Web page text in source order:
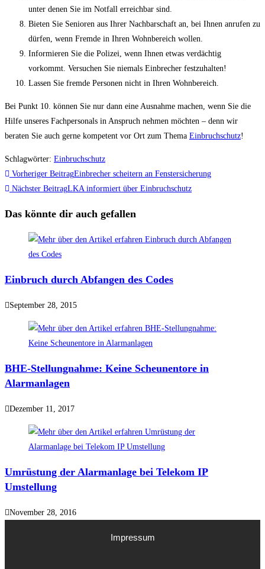
unter denen Sie im Notfall erreichbar sind.
Bieten Sie Senioren aus Ihrer Nachbarschaft an, bei Ihnen anrufen zu
dürfen, wenn Fremde in Ihren Wohnbereich wollen.
Informieren Sie die Polizei, wenn Ihnen etwas verdächtig
vorkommt. Versuchen Sie niemals Einbrecher festzuhalten!
Lassen Sie fremde Personen nicht in Ihren Wohnbereich.
Bei Punkt 10. können Sie nur dann eine Ausnahme machen, wenn Sie die
Hilfe unseres Fachpersonals in Anspruch nehmen möchten – denn wir
beraten Sie auch gerne kompetent vor Ort zum Thema Einbruchschutz!
Schlagwörter: Einbruchschutz
Vorheriger BeitragEinbrecher scheitern an Fenstersicherung
Nächster BeitragLKA informiert über Einbruchschutz
Das könnte dir auch gefallen
Einbruch durch Abfangen des Codes
September 28, 2015
BHE-Stellungnahme: Keine Scheunentore in
Alarmanlagen
Dezember 11, 2017
Umrüstung der Alarmanlage bei Telekom IP
Umstellung
November 28, 2016
Impressum